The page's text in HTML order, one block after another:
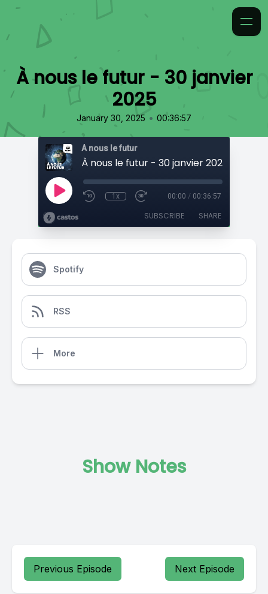
À nous le futur - 30 janvier
2025
January 30, 2025 • 00:36:57
À nous le futur
À nous le futur - 30 janvier 2025
1x 00:00 / 00:36:57
SUBSCRIBE SHARE
Spotify
RSS
More
Show Notes
Previous Episode Next Episode